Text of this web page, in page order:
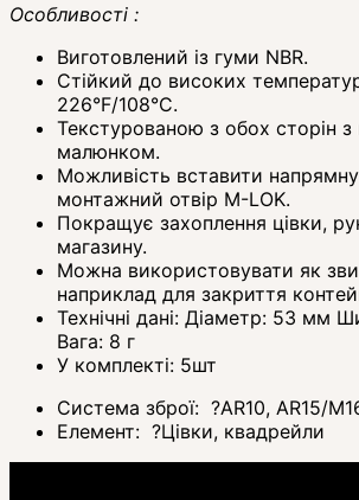
Особливості :
Виготовлений із гуми NBR.
Стійкий до високих
226°F/108°C.
Текстурованою з обох сторін
малюнком.
Можливість вставити
монтажний отвір M-LOK.
Покращує захоплення цівки,
магазину.
Можна використовувати як
наприклад для закриття
Технічні дані: Діаметр: 53 мм
Вага: 8 г
У комплекті: 5шт
Система зброї: ?AR10, AR15/
Елемент: ?Цівки, квадрейли